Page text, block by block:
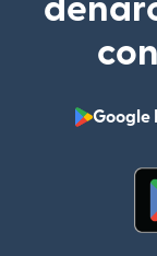
Google